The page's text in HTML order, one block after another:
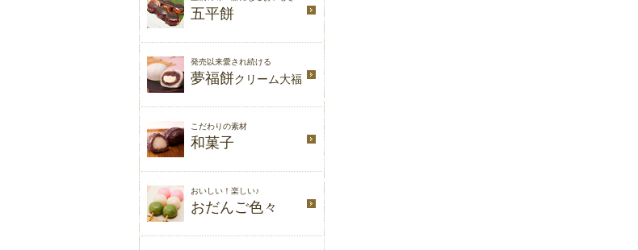
五平餅
発売以来愛され続ける
夢福餅クリーム大福
こだわりの素材
和菓子
おいしい！楽しい♪
おだんご色々